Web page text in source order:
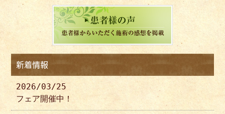
新着情報
2026/03/25
フェア開催中！